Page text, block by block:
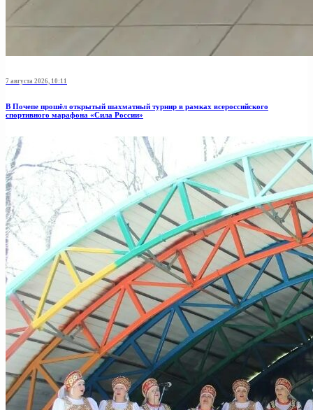
7 августа 2026, 10:11
В Почепе прошёл открытый шахматный турнир в рамках всероссийского
спортивного марафона «Сила России»